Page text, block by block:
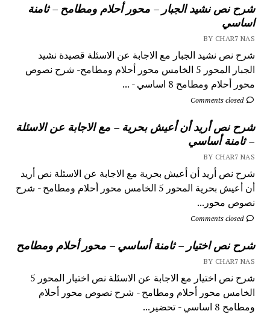
شرح نص نشيد الجبار – محور أحلام ومطامح – ثامنة
اساسي
BY CHAR7 NAS
شرح نص نشيد الجبار مع الاجابة عن الاسئلة قصيدة نشيد
الجبار المحور 5 الخامس محور أحلام ومطامح- شرح نصوص
محور أحلام ومطامح 8 اساسي - ...
Comments closed
شرح نص أريد أن أعيش بحرية – مع الاجابة عن الاسئلة
– ثامنة أساسي
BY CHAR7 NAS
شرح نص أريد أن أعيش بحرية مع الاجابة عن الاسئلة نص أريد
أن أعيش بحرية المحور 5 الخامس محور أحلام ومطامح - شرح
نصوص محور...
Comments closed
شرح نص اختيار – ثامنة أساسي – محور أحلام ومطامح
BY CHAR7 NAS
شرح نص اختيار مع الاجابة عن الاسئلة نص اختيار المحور 5
الخامس محور أحلام ومطامح - شرح نصوص محور أحلام
ومطامح 8 اساسي - تحضير...